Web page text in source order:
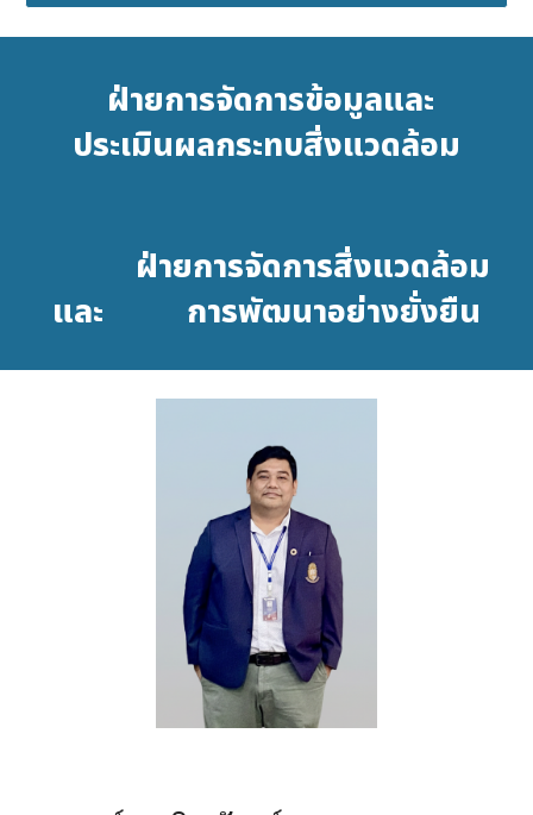
ฝ่ายการจัดการข้อมูลและ
ประเมินผลกระทบสิ่งแวดล้อม
ฝ่ายการจัดการสิ่งแวดล้อม
และ
การพัฒนาอย่างยั่งยืน